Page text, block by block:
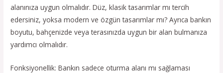
alanınıza uygun olmalıdır. Düz, klasik tasarımlar mı tercih
edersiniz, yoksa modern ve özgün tasarımlar mı? Ayrıca bankın
boyutu, bahçenizde veya terasınızda uygun bir alan bulmanıza
yardımcı olmalıdır.
Fonksiyonellik: Bankın sadece oturma alanı mı sağlaması